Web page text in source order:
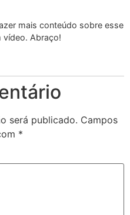
mais conteúdo sobre esse
vídeo. Abraço!
será publicado. Campos
*